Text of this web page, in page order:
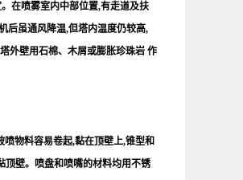
在喷雾室内中部位置,有走道及扶
后虽通风降温,但塔内温度仍较高,
外壁用石棉、木屑或膨胀珍珠岩 作
物料容易卷起,黏在顶壁上,锥型和
顶壁。喷盘和喷嘴的材料均用不锈